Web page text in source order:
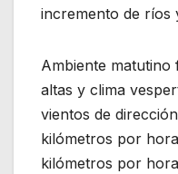
incremento de ríos
Ambiente
altas y clima
vientos de
kilómetros por
kilómetros por